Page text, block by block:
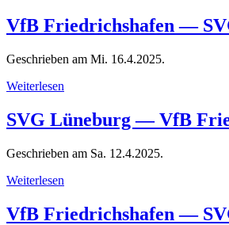
VfB Friedrichshafen —
Geschrieben am Mi. 16.4.2025.
Weiterlesen
SVG Lüneburg — VfB
Geschrieben am Sa. 12.4.2025.
Weiterlesen
VfB Friedrichshafen —